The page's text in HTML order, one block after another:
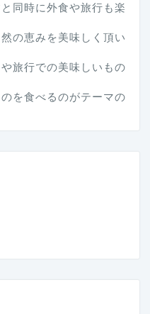
同時に外食や旅行も楽
の恵みを美味しく頂い
旅行での美味しいもの
を食べるのがテーマの